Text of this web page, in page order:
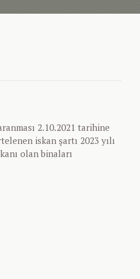
2.10.2021 tarihine
iskan şartı 2023 yılı
olan binaları